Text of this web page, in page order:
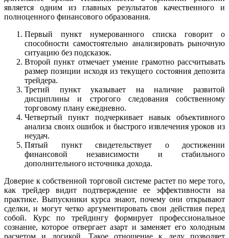
является одним из главных результатов качественного и
полноценного финансового образования.
Первый пункт нумерованного списка говорит о
способности самостоятельно анализировать рыночную
ситуацию без подсказок.
Второй пункт отмечает умение грамотно рассчитывать
размер позиции исходя из текущего состояния депозита
трейдера.
Третий пункт указывает на наличие развитой
дисциплины и строгого следования собственному
торговому плану ежедневно.
Четвертый пункт подчеркивает навык объективного
анализа своих ошибок и быстрого извлечения уроков из
неудач.
Пятый пункт свидетельствует о достижении
финансовой независимости и стабильного
дополнительного источника дохода.
Доверие к собственной торговой системе растет по мере того,
как трейдер видит подтверждение ее эффективности на
практике. Выпускники курса знают, почему они открывают
сделки, и могут четко аргументировать свои действия перед
собой. Курс по трейдингу формирует профессиональное
сознание, которое отвергает азарт и заменяет его холодным
расчетом и логикой. Такое отношение к делу позволяет